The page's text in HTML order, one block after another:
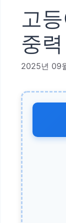
고
중
2025년 09